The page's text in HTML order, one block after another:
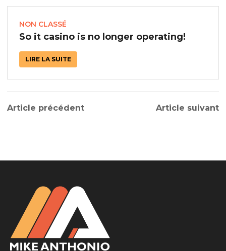
NON CLASSÉ
So it casino is no longer operating!
LIRE LA SUITE
Article précédent Article suivant